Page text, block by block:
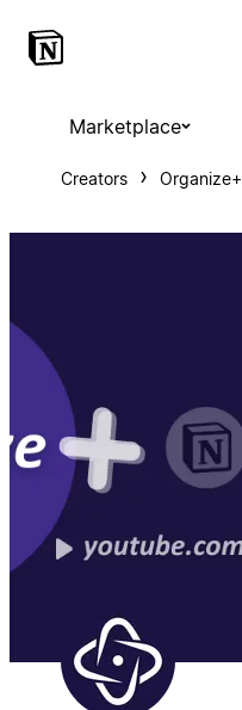
Marketplace
Creators Organize+